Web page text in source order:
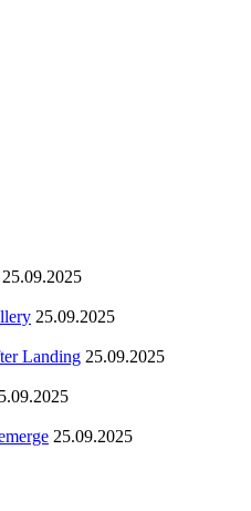
25.09.2025
25.09.2025
Landing 25.09.2025
25.09.2025